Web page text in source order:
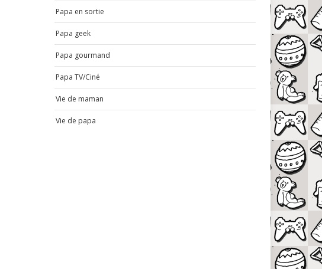
Papa en sortie
Papa geek
Papa gourmand
Papa TV/Ciné
Vie de maman
Vie de papa